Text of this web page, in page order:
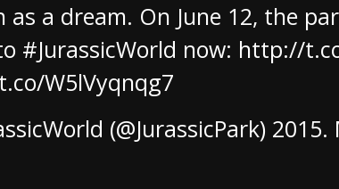
as a dream. On June 12, the
#JurassicWorld now: http://
W5lVyqnqg7
(@JurassicPark) 2015.